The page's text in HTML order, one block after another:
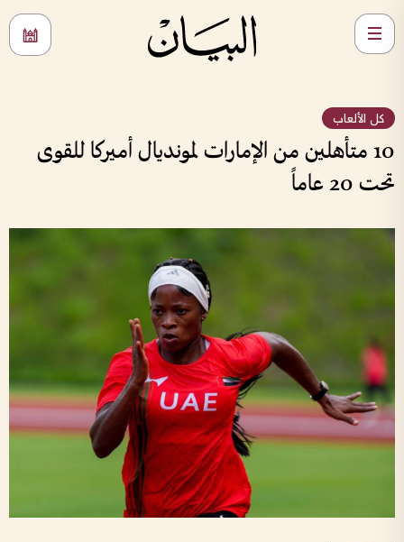
كل الألعاب
10 متأهلين من الإمارات لمونديال أميركا للقوى
تحت 20 عاماً